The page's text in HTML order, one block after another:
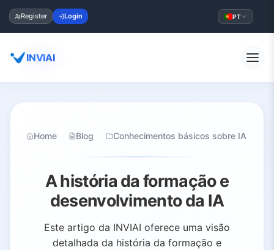
Register Login PT
INVIAI
Home Blog Conhecimentos básicos sobre IA
A história da formação e
desenvolvimento da IA
Este artigo da INVIAI oferece uma visão
detalhada da história da formação e